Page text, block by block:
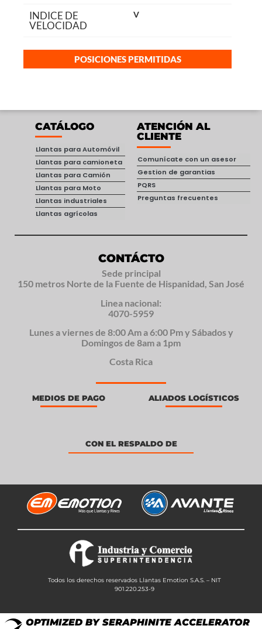
INDICE DE
VELOCIDAD
V
POSICIONES PERMITIDAS
CATÁLOGO
Llantas para Automóvil
Llantas para camioneta
Llantas para Camión
Llantas para Moto
Llantas industriales
Llantas agrícolas
ATENCIÓN AL
CLIENTE
Comunícate con un asesor
Gestion de garantias
PQRS
Preguntas frecuentes
CONTÁCTO
Sede principal
150 metros Norte de la Fuente de Hispanidad, San José
Linea nacional:
4070-5959
Lunes a viernes de 8:00 Am a 6:00 Pm y Sábados y
Domingos de 8am a 1pm
Costa Rica
MEDIOS DE PAGO ALIADOS LOGÍSTICOS
CON EL RESPALDO DE
Todos los derechos reservados Llantas Emotion S.A.S. – NIT
901.220.253-9
OPTIMIZED BY SERAPHINITE ACCELERATOR